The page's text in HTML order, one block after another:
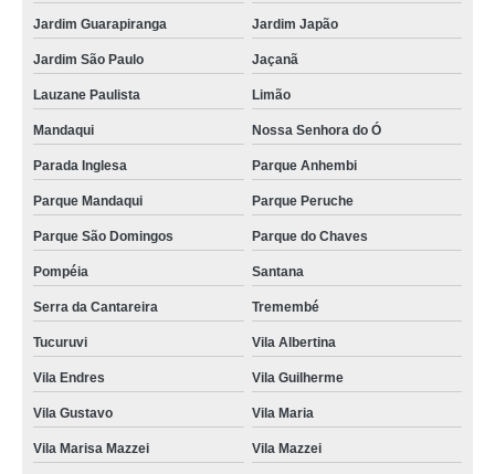
Jardim Guarapiranga Jardim Japão
Jardim São Paulo Jaçanã
Lauzane Paulista Limão
Mandaqui Nossa Senhora do Ó
Parada Inglesa Parque Anhembi
Parque Mandaqui Parque Peruche
Parque São Domingos Parque do Chaves
Pompéia Santana
Serra da Cantareira Tremembé
Tucuruvi Vila Albertina
Vila Endres Vila Guilherme
Vila Gustavo Vila Maria
Vila Marisa Mazzei Vila Mazzei